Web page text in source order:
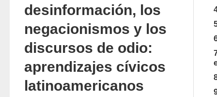
desinformación, los
negacionismos y los
discursos de odio:
aprendizajes cívicos
latinoamericanos